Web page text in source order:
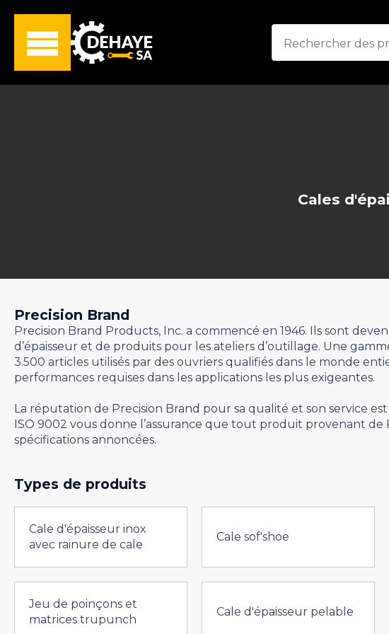
Cales
Precision Brand
Precision Brand Products, Inc. a commencé en 1946. Ils sont
d’épaisseur et de produits pour les ateliers d’outillage. Une
3.500 articles utilisés par des ouvriers qualifiés dans le monde
performances requises dans les applications les plus exigeantes. ‍
La réputation de Precision Brand pour sa qualité et son service
ISO 9002 vous donne l’assurance que tout produit provenant de
spécifications annoncées.
Types de produits
Cale d'épaisseur inox
avec rainure de cale
Cale sof'shoe
Jeu de poinçons et
matrices trupunch
Cale d'épaisseur pelable